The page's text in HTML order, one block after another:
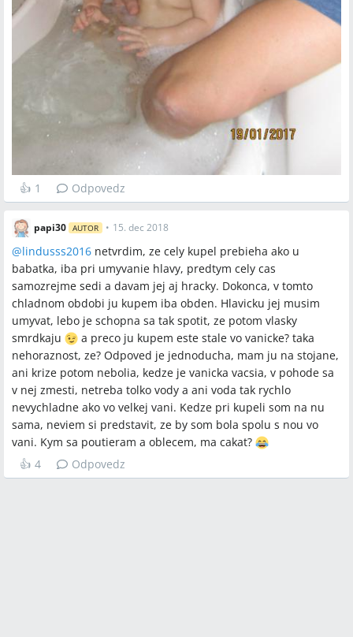
👍 1 Odpovedz
papi30 AUTOR • 15. dec 2018
@lindusss2016 netvrdim, ze cely kupel prebieha ako u
babatka, iba pri umyvanie hlavy, predtym cely cas
samozrejme sedi a davam jej aj hracky. Dokonca, v tomto
chladnom obdobi ju kupem iba obden. Hlavicku jej musim
umyvat, lebo je schopna sa tak spotit, ze potom vlasky
smrdkaju
a preco ju kupem este stale vo vanicke? taka
nehoraznost, ze? Odpoved je jednoducha, mam ju na stojane,
ani krize potom nebolia, kedze je vanicka vacsia, v pohode sa
v nej zmesti, netreba tolko vody a ani voda tak rychlo
nevychladne ako vo velkej vani. Kedze pri kupeli som na nu
sama, neviem si predstavit, ze by som bola spolu s nou vo
vani. Kym sa poutieram a oblecem, ma cakat?
👍 4 Odpovedz